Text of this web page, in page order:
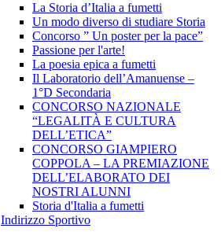
La Storia d’Italia a fumetti
Un modo diverso di studiare Storia
Concorso ” Un poster per la pace”
Passione per l'arte!
La poesia epica a fumetti
Il Laboratorio dell’Amanuense –
1°D Secondaria
CONCORSO NAZIONALE
“LEGALITÀ E CULTURA
DELL’ETICA”
CONCORSO GIAMPIERO
COPPOLA – LA PREMIAZIONE
DELL’ELABORATO DEI
NOSTRI ALUNNI
Storia d'Italia a fumetti
Indirizzo Sportivo